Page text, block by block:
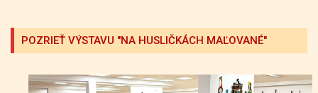
POZRIEŤ VÝSTAVU "NA HUSLIČKÁCH MAĽOVANÉ"